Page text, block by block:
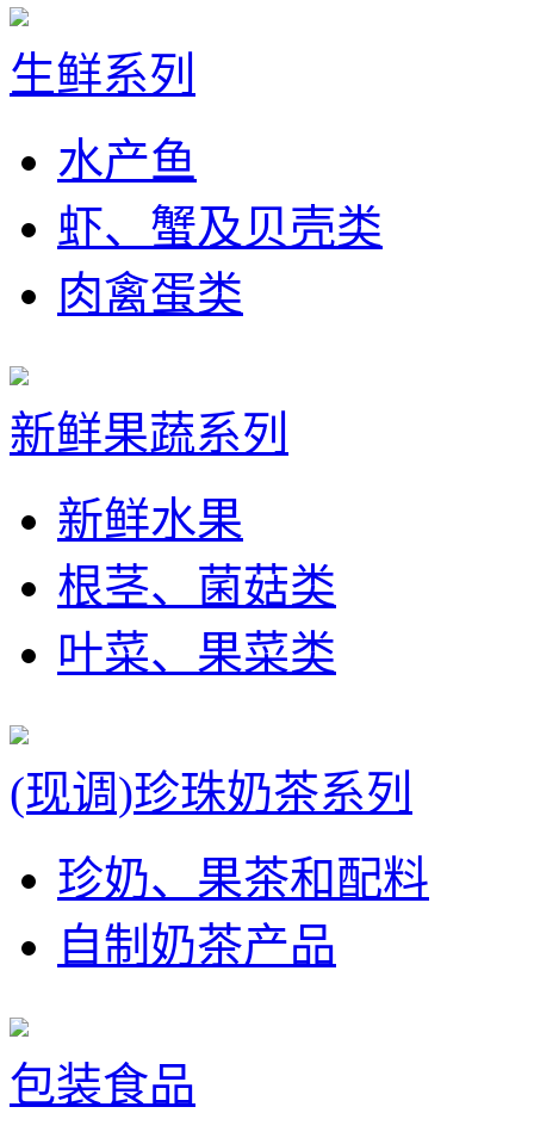
生鲜系列
水产鱼
虾、蟹及贝壳类
肉禽蛋类
新鲜果蔬系列
新鲜水果
根茎、菌菇类
叶菜、果菜类
(现调)珍珠奶茶系列
珍奶、果茶和配料
自制奶茶产品
包装食品